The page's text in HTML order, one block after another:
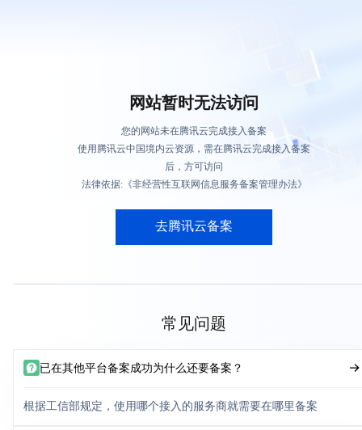
网站暂时无法访问
您的网站未在腾讯云完成接入备案
使用腾讯云中国境内云资源，需在腾讯云完成接入备案
后，方可访问
法律依据:《非经营性互联网信息服务备案管理办法》
去腾讯云备案
常见问题
已在其他平台备案成功为什么还要备案？
根据工信部规定，使用哪个接入的服务商就需要在哪里备案